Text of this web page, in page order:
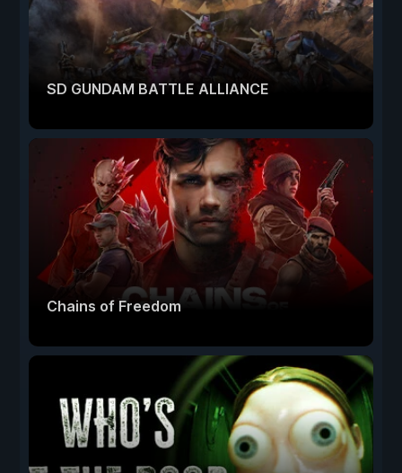
SD GUNDAM BATTLE ALLIANCE
Chains of Freedom